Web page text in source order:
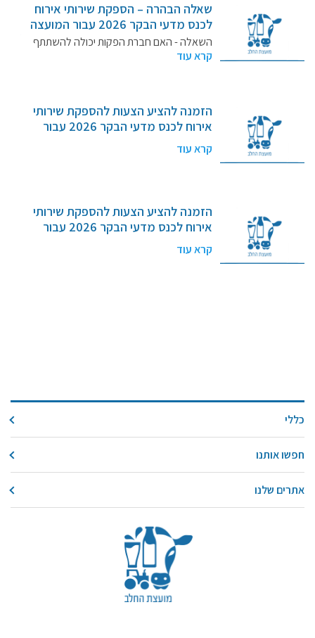
שאלה הבהרה – הספקת שירותי אירוח
לכנס מדעי הבקר 2026 עבור המועצה
לענף החלב בישראל , ייצור ושיווק (חל"צ)
– מכרז מספר 2/2026
השאלה - האם חברת הפקות יכולה להשתתף
במכרז? תשובה -…
קרא עוד
הזמנה להציע הצעות להספקת שירותי
אירוח לכנס מדעי הבקר 2026 עבור
(חל"צ) – מכרז מספר 2/2026
קרא עוד
הזמנה להציע הצעות להספקת שירותי
אירוח לכנס מדעי הבקר 2026 עבור
(חל"צ) – מכרז מספר 2/2026
קרא עוד
כללי
חפשו אותנו
אתרים שלנו